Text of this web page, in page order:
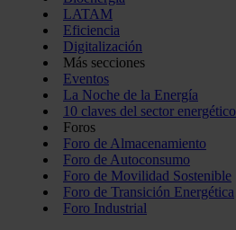
LATAM
Eficiencia
Digitalización
Más secciones
Eventos
La Noche de la Energía
10 claves del sector energético
Foros
Foro de Almacenamiento
Foro de Autoconsumo
Foro de Movilidad Sostenible
Foro de Transición Energética
Foro Industrial